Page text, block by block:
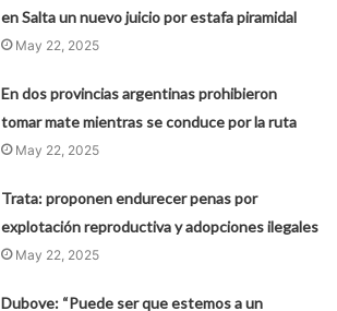
en Salta un nuevo juicio por estafa piramidal
May 22, 2025
En dos provincias argentinas prohibieron
tomar mate mientras se conduce por la ruta
May 22, 2025
Trata: proponen endurecer penas por
explotación reproductiva y adopciones ilegales
May 22, 2025
Dubove: “Puede ser que estemos a un